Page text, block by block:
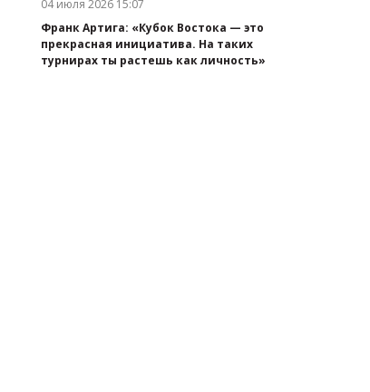
Дата публикации:
04 июля 2026 15:07
Франк Артига: «Кубок Востока — это
прекрасная инициатива. На таких
турнирах ты растешь как личность»